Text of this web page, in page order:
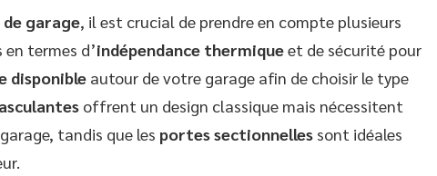
garage, il est crucial de prendre en compte plusieurs
termes d’indépendance thermiqueet de sécurité pour
disponible autour de votre garage afin de choisir le type
offrent un design classique mais nécessitent
tandis que les portes sectionnelles sont idéales